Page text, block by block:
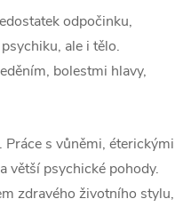
odpočinku,
ale i tělo.
bolestmi hlavy,
. Práce s vůněmi, éterickými
větší psychické pohody.
zdravého životního stylu,